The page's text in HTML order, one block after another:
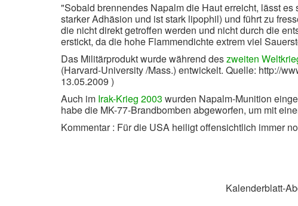
"Sobald brennendes Napalm die Haut erreicht, lässt
starker Adhäsion und ist stark lipophil) und führt zu
die nicht direkt getroffen werden und nicht durch die
erstickt, da die hohe Flammendichte extrem viel
Das Militärprodukt wurde während deszweiten
(Harvard-University /Mass.) entwickelt. Quelle: http://
13.05.2009 )
Auch im Irak-Krieg 2003 wurden Napalm-Munition
habe die MK-77-Brandbomben abgeworfen, um mit
Kommentar : Für die USA heiligt offensichtlich immer
Kalenderblatt-